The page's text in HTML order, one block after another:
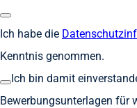
Ich habe die
Kenntnis genommen.
Ich bin damit
Bewerbungsunterlagen für